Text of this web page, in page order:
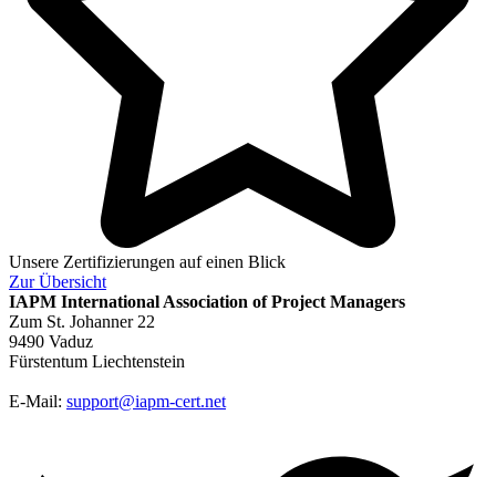
Unsere Zertifizierungen auf einen Blick
ZurÜbersicht
IAPM International Association of Project Managers
Zum St. Johanner 22
9490 Vaduz
Fürstentum Liechtenstein
E-Mail: support@iapm-cert.net